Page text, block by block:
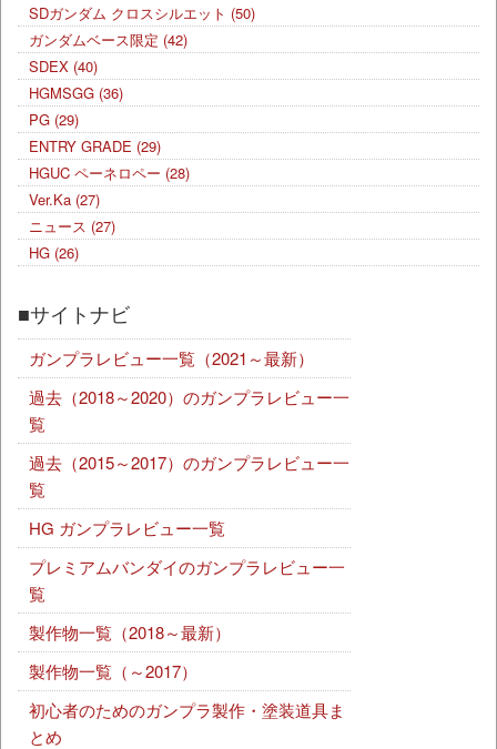
SDガンダム クロスシルエット (50)
ガンダムベース限定 (42)
SDEX (40)
HGMSGG (36)
PG (29)
ENTRY GRADE (29)
HGUC ペーネロペー (28)
Ver.Ka (27)
ニュース (27)
HG (26)
■サイトナビ
ガンプラレビュー一覧（2021～最新）
過去（2018～2020）のガンプラレビュー一
覧
過去（2015～2017）のガンプラレビュー一
覧
HG ガンプラレビュー一覧
プレミアムバンダイのガンプラレビュー一
覧
製作物一覧（2018～最新）
製作物一覧（～2017）
初心者のためのガンプラ製作・塗装道具ま
とめ